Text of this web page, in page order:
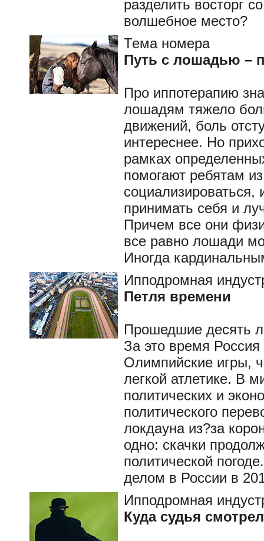
разделить восторг
волшебное место?
Тема номера
Путь с лошадью –
Про иппотерапию
лошадям тяжело
движений, боль
интереснее. Но
рамках
помогают ребятам
социализироваться,
принимать себя и
Причем все они
все равно лошади
Иногда
Ипподромная
Петля времени
Прошедшие десять
За это время
Олимпийские игры,
легкой атлетике. В
политических и
политического
локдауна из?за
одно: скачки
политической
делом в России в
Ипподромная
Куда судья